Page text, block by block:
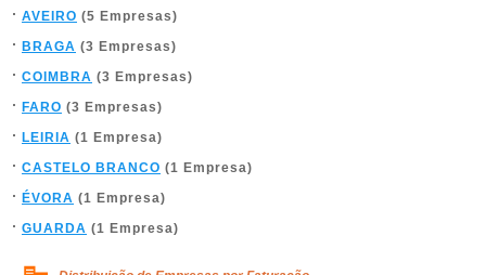
AVEIRO (5 Empresas)
BRAGA (3 Empresas)
COIMBRA (3 Empresas)
FARO (3 Empresas)
LEIRIA (1 Empresa)
CASTELO BRANCO (1 Empresa)
ÉVORA (1 Empresa)
GUARDA (1 Empresa)